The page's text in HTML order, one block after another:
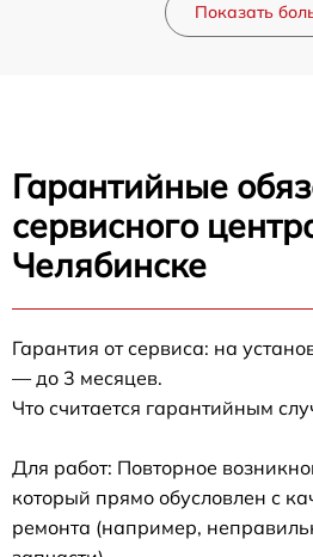
Показать
Гарантийные
сервисного
Челябинске
Гарантия от сервиса: на
— до 3 месяцев.
Что считается гарантийным
Для работ: Повторное
который прямо обусловлен с
ремонта (например,